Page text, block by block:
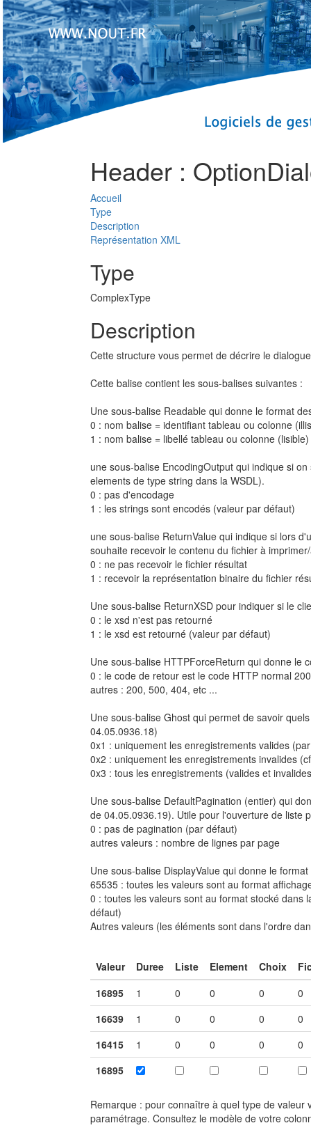
Header :
Accueil
Type
Description
Représentation XML
Type
ComplexType
Description
Cette structure vous permet de décrire le
Cette balise contient les sous-balises suivantes :
Une sous-balise Readable qui donne le format
0 : nom balise = identifiant tableau ou colonne
1 : nom balise = libellé tableau ou colonne (lisible)
une sous-balise EncodingOutput qui indique si
elements de type string dans la WSDL).
0 : pas d'encodage
1 : les strings sont encodés (valeur par défaut)
une sous-balise ReturnValue qui indique si lors
souhaite recevoir le contenu du fichier à
0 : ne pas recevoir le fichier résultat
1 : recevoir la représentation binaire du fichier
Une sous-balise ReturnXSD pour indiquer si le
0 : le xsd n'est pas retourné
1 : le xsd est retourné (valeur par défaut)
Une sous-balise HTTPForceReturn qui donne le
0 : le code de retour est le code HTTP normal
autres : 200, 500, 404, etc ...
Une sous-balise Ghost qui permet de savoir
04.05.0936.18)
0x1 : uniquement les enregistrements valides
0x2 : uniquement les enregistrements invalides
0x3 : tous les enregistrements (valides et
Une sous-balise DefaultPagination (entier) qui
de 04.05.0936.19). Utile pour l'ouverture de liste
0 : pas de pagination (par défaut)
autres valeurs : nombre de lignes par page
Une sous-balise DisplayValue qui donne le
65535 : toutes les valeurs sont au format
0 : toutes les valeurs sont au format stocké
défaut)
Autres valeurs (les éléments sont dans l'ordre
Valeur Duree Liste Element Choix
16895
1 0 0 0
0
16639
1 0 0 0
0
16415
1 0 0 0
0
16895
Remarque : pour connaître à quel type de
paramétrage. Consultez le modèle de votre